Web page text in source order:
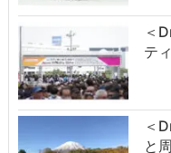
＜
テ
＜
と